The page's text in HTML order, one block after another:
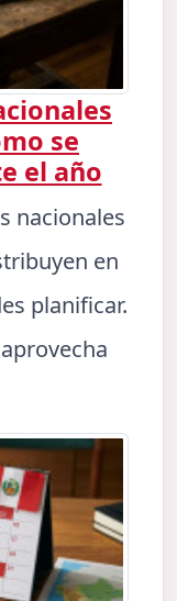
se
el año
nacionales
en
planificar.